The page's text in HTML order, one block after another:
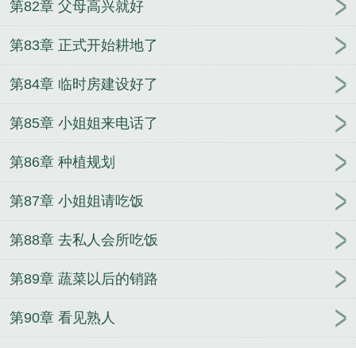
第82章 父母高兴就好
第83章 正式开始耕地了
第84章 临时房建设好了
第85章 小姐姐来电话了
第86章 种植规划
第87章 小姐姐请吃饭
第88章 去私人会所吃饭
第89章 蔬菜以后的销路
第90章 看见熟人